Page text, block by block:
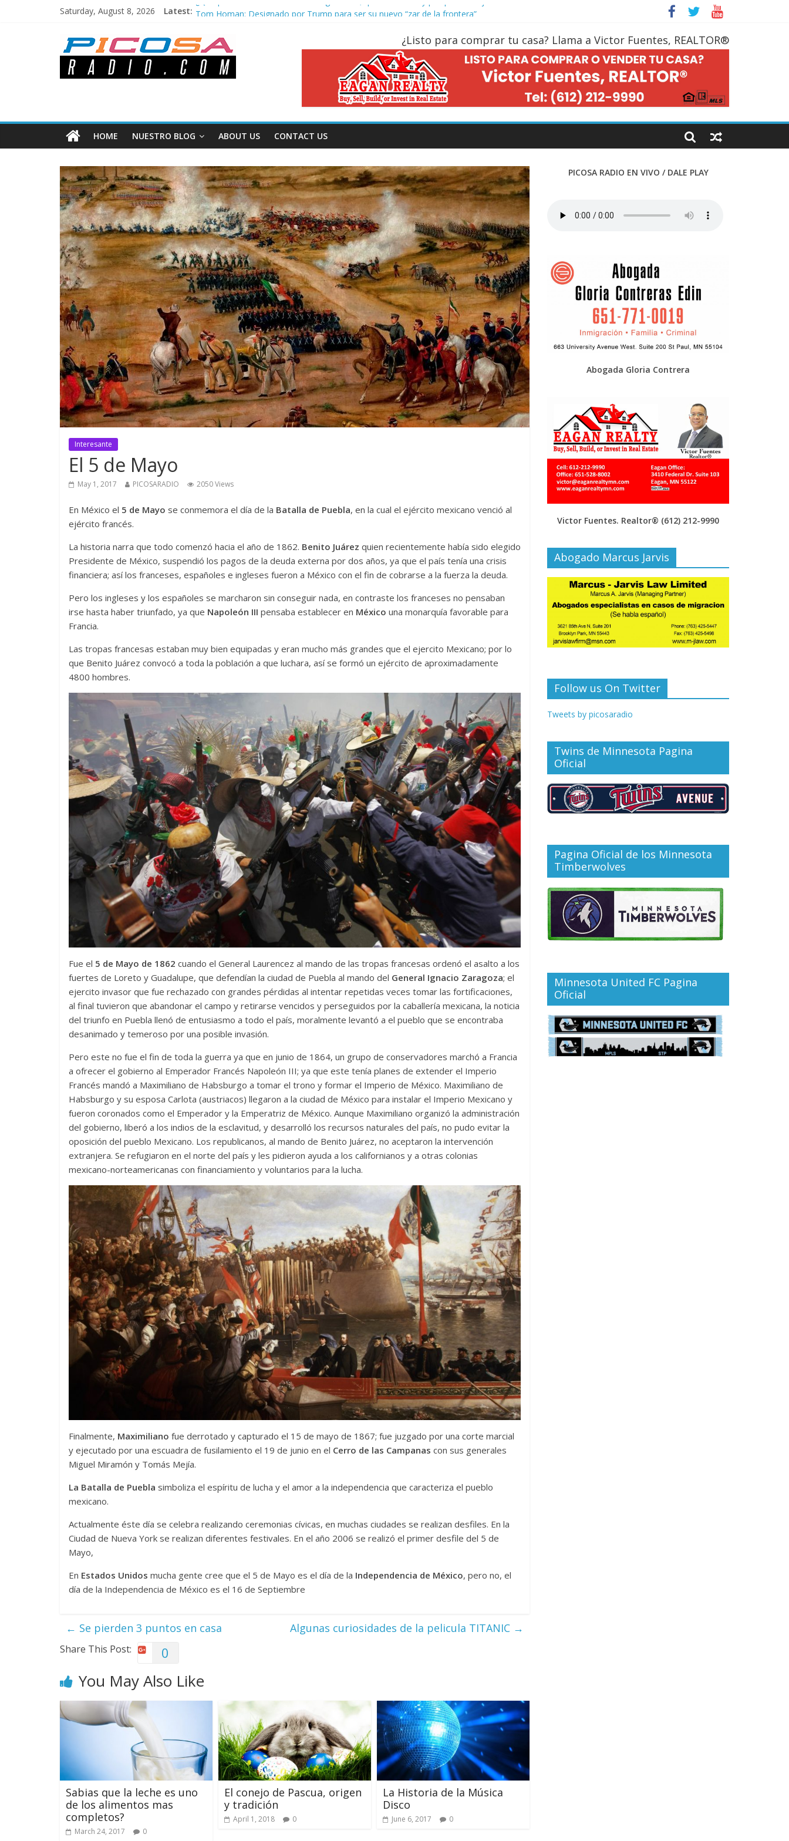
Saturday, August 8, 2026 Latest: ¿Qué pasó el Sábado de Gloria? Significado, qué se celebra y porqué se mojan
Los cambios en la compra y venta de casas a partir del 17 de agosto del 2024
Iowa aprueba ley que autoriza el arresto y deportación a inmigrantes
Semana Santa 2024: Domingo de Resurreccion / Pascua
¿Listo para comprar tu casa? Llama a Victor Fuentes, REALTOR®
HOME NUESTRO BLOG ABOUT US CONTACT US
Interesante
El 5 de Mayo
May 1, 2017 PICOSARADIO 2050 Views
En México el 5 de Mayo se conmemora el día de la Batalla de Puebla, en la cual el ejército mexicano venció al
ejército francés.
La historia narra que todo comenzó hacia el año de 1862. Benito Juárez quien recientemente había sido elegido
Presidente de México, suspendió los pagos de la deuda externa por dos años, ya que el país tenía una crisis
financiera; así los franceses, españoles e ingleses fueron a México con el fin de cobrarse a la fuerza la deuda.
Pero los ingleses y los españoles se marcharon sin conseguir nada, en contraste los franceses no pensaban
irse hasta haber triunfado, ya que Napoleón III pensaba establecer en México una monarquía favorable para
Francia.
Las tropas francesas estaban muy bien equipadas y eran mucho más grandes que el ejercito Mexicano; por lo
que Benito Juárez convocó a toda la población a que luchara, así se formó un ejército de aproximadamente
4800 hombres.
Fue el 5 de Mayo de 1862 cuando el General Laurencez al mando de las tropas francesas ordenó el asalto a los
fuertes de Loreto y Guadalupe, que defendían la ciudad de Puebla al mando del General Ignacio Zaragoza; el
ejercito invasor que fue rechazado con grandes pérdidas al intentar repetidas veces tomar las fortificaciones,
al final tuvieron que abandonar el campo y retirarse vencidos y perseguidos por la caballería mexicana, la noticia
del triunfo en Puebla llenó de entusiasmo a todo el país, moralmente levantó a el pueblo que se encontraba
desanimado y temeroso por una posible invasión.
Pero este no fue el fin de toda la guerra ya que en junio de 1864, un grupo de conservadores marchó a Francia
a ofrecer el gobierno al Emperador Francés Napoleón III; ya que este tenía planes de extender el Imperio
Francés mandó a Maximiliano de Habsburgo a tomar el trono y formar el Imperio de México. Maximiliano de
Habsburgo y su esposa Carlota (austriacos) llegaron a la ciudad de México para instalar el Imperio Mexicano y
fueron coronados como el Emperador y la Emperatriz de México. Aunque Maximiliano organizó la administración
del gobierno, liberó a los indios de la esclavitud, y desarrolló los recursos naturales del país, no pudo evitar la
oposición del pueblo Mexicano. Los republicanos, al mando de Benito Juárez, no aceptaron la intervención
extranjera. Se refugiaron en el norte del país y les pidieron ayuda a los californianos y a otras colonias
mexicano-norteamericanas con financiamiento y voluntarios para la lucha.
Finalmente, Maximiliano fue derrotado y capturado el 15 de mayo de 1867; fue juzgado por una corte marcial
y ejecutado por una escuadra de fusilamiento el 19 de junio en el Cerro de las Campanas con sus generales
Miguel Miramón y Tomás Mejía.
La Batalla de Puebla simboliza el espíritu de lucha y el amor a la independencia que caracteriza el pueblo
mexicano.
Actualmente éste día se celebra realizando ceremonias cívicas, en muchas ciudades se realizan desfiles. En la
Ciudad de Nueva York se realizan diferentes festivales. En el año 2006 se realizó el primer desfile del 5 de
Mayo,
En Estados Unidos mucha gente cree que el 5 de Mayo es el día de la Independencia de México, pero no, el
día de la Independencia de México es el 16 de Septiembre
← Se pierden 3 puntos en casa Algunas curiosidades de la pelicula TITANIC →
Share This Post: 0
You May Also Like
Sabias que la leche es uno
de los alimentos mas
completos?
March 24, 2017 0
El conejo de Pascua, origen
y tradición
April 1, 2018 0
La Historia de la Música
Disco
June 6, 2017 0
PICOSA RADIO EN VIVO / DALE PLAY
Abogada Gloria Contrera
Victor Fuentes. Realtor® (612) 212-9990
Abogado Marcus Jarvis
Follow us On Twitter
Tweets by picosaradio
Twins de Minnesota Pagina
Oficial
Pagina Oficial de los Minnesota
Timberwolves
Minnesota United FC Pagina
Oficial